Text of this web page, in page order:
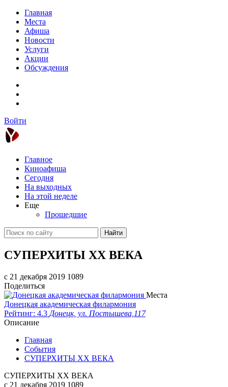
Главная
Места
Афиша
Новости
Услуги
Акции
Обсуждения
Войти
Главное
Киноафиша
Сегодня
На выходных
На этой неделе
Еще
Прошедшие
Найти
СУПЕРХИТЫ XX ВЕКА
c 21 декабря 2019 1089
Поделиться
Места
Донецкая академическая филармония
Рейтинг: 4.3 Донецк, ул. Постышева,117
Описание
Главная
События
СУПЕРХИТЫ XX ВЕКА
СУПЕРХИТЫ XX ВЕКА
c 21 декабря 2019 1089